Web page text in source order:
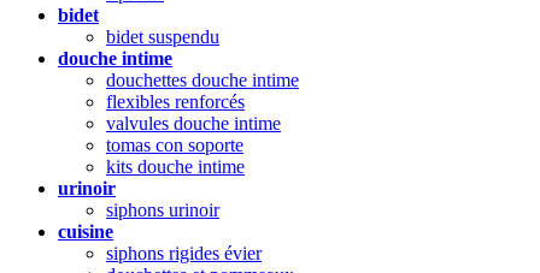
bidet
bidet suspendu
douche intime
douchettes douche intime
flexibles renforcés
valvules douche intime
tomas con soporte
kits douche intime
urinoir
siphons urinoir
cuisine
siphons rigides évier